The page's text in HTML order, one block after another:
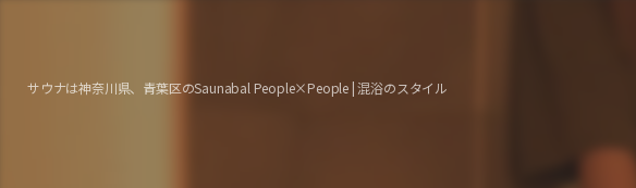
サウナは神奈川県、青葉区のSaunabal People×People | 混浴のスタイル